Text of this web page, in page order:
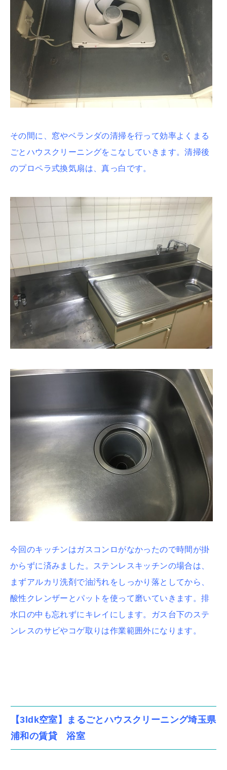
その間に、窓やベランダの清掃を行って効率よくまる
ごとハウスクリーニングをこなしていきます。清掃後
のプロペラ式換気扇は、真っ白です。
今回のキッチンはガスコンロがなかったので時間が掛
からずに済みました。ステンレスキッチンの場合は、
まずアルカリ洗剤で油汚れをしっかり落としてから、
酸性クレンザーとパットを使って磨いていきます。排
水口の中も忘れずにキレイにします。ガス台下のステ
ンレスのサビやコゲ取りは作業範囲外になります。
【3ldk空室】まるごとハウスクリーニング埼玉県
浦和の賃貸 浴室